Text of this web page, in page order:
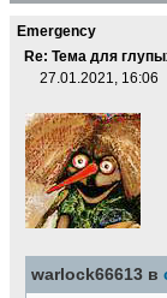
Emergency
Re: Тема для
27.01.2021, 16:06
warlock66613 в